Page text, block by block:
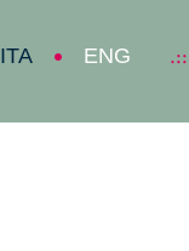
ITA ENG